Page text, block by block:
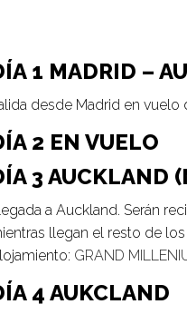
1 MADRID –
desde Madrid en
2 EN VUELO
3 AUCKLAND
a Auckland. Serán
llegan el resto de
GRAND
4 AUKCLAND